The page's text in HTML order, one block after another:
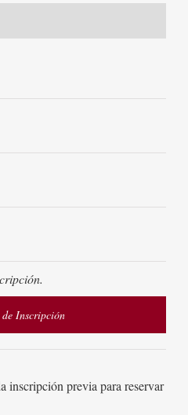
Inscripción
inscripción previa para reservar